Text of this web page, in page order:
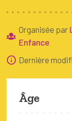
À
Organisée par
Enfance
Dernière
Âge